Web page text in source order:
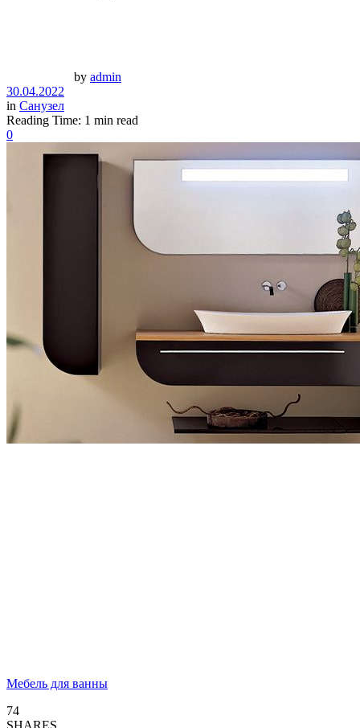
by admin
30.04.2022
in Санузел
Reading Time: 1 min read
0
Мебель для ванны
74
SHARES